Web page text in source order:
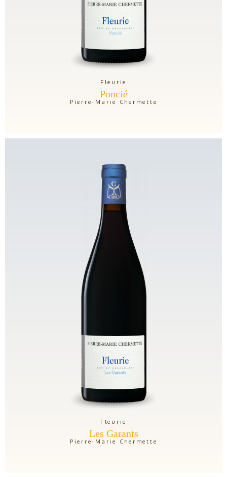
Fleurie
Poncié
Pierre-Marie Chermette
Fleurie
Les Garants
Pierre-Marie Chermette